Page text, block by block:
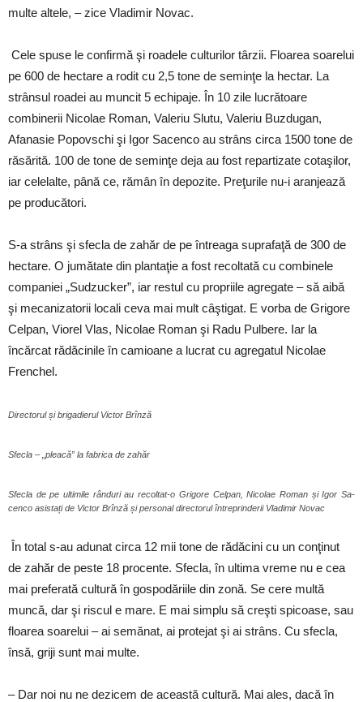
multe altele, – zice Vladimir Novac.
Cele spuse le confirmă şi roadele culturilor târzii. Floarea soarelui
pe 600 de hectare a rodit cu 2,5 tone de seminţe la hectar. La
strânsul roadei au muncit 5 echipaje. În 10 zile lucrătoare
combinerii Nicolae Roman, Valeriu Slutu, Valeriu Buzdugan,
Afanasie Popovschi şi Igor Sacenco au strâns circa 1500 tone de
răsărită. 100 de tone de seminţe deja au fost repartizate cotaşilor,
iar celelalte, până ce, rămân în depozite. Preţurile nu-i aranjează
pe producători.
S-a strâns şi sfecla de zahăr de pe întreaga suprafaţă de 300 de
hectare. O jumătate din plantaţie a fost recoltată cu combinele
companiei „Sudzucker”, iar restul cu propriile agregate – să aibă
şi mecanizatorii locali ceva mai mult câştigat. E vorba de Grigore
Celpan, Viorel Vlas, Nicolae Roman şi Radu Pulbere. Iar la
încărcat rădăcinile în camioane a lucrat cu agregatul Nicolae
Frenchel.
Directorul și brigadierul Victor Brînză
Sfecla – „pleacă” la fabrica de zahăr
Sfecla de pe ultimile rânduri au recoltat-o Grigore Celpan, Nicolae Roman și Igor Sa-
cenco asistați de Victor Brînză și personal directorul întreprinderii Vladimir Novac
În total s-au adunat circa 12 mii tone de rădăcini cu un conţinut
de zahăr de peste 18 procente. Sfecla, în ultima vreme nu e cea
mai preferată cultură în gospodăriile din zonă. Se cere multă
muncă, dar şi riscul e mare. E mai simplu să creşti spicoase, sau
floarea soarelui – ai semănat, ai protejat şi ai strâns. Cu sfecla,
însă, griji sunt mai multe.
– Dar noi nu ne dezicem de această cultură. Mai ales, dacă în